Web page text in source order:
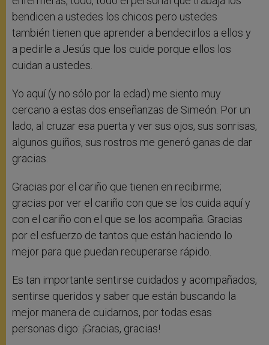
bendicen a ustedes los chicos pero ustedes
también tienen que aprender a bendecirlos a ellos y
a pedirle a Jesús que los cuide porque ellos los
cuidan a ustedes.
Yo aquí (y no sólo por la edad) me siento muy
cercano a estas dos enseñanzas de Simeón. Por un
lado, al cruzar esa puerta y ver sus ojos, sus sonrisas,
algunos guiños, sus rostros me generó ganas de dar
gracias.
Gracias por el cariño que tienen en recibirme;
gracias por ver el cariño con que se los cuida aquí y
con el cariño con el que se los acompaña. Gracias
por el esfuerzo de tantos que están haciendo lo
mejor para que puedan recuperarse rápido.
Es tan importante sentirse cuidados y acompañados,
sentirse queridos y saber que están buscando la
mejor manera de cuidarnos, por todas esas
personas digo: ¡Gracias, gracias!